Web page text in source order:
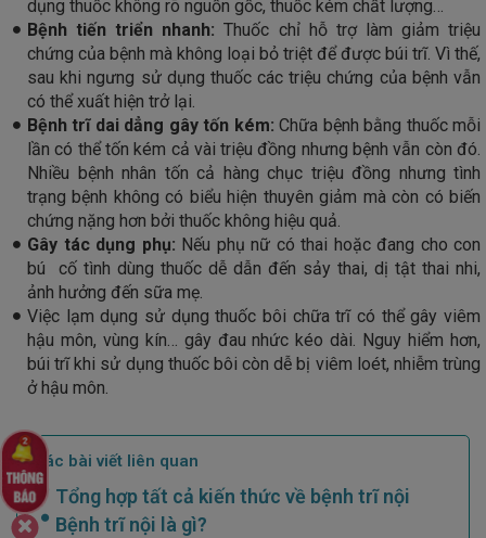
dụng thuốc không rõ nguồn gốc, thuốc kém chất lượng…
Bệnh tiến triển nhanh: Thuốc chỉ hỗ trợ làm giảm triệu
chứng của bệnh mà không loại bỏ triệt để được búi trĩ. Vì thế,
sau khi ngưng sử dụng thuốc các triệu chứng của bệnh vẫn
có thể xuất hiện trở lại.
Bệnh trĩ dai dẳng gây tốn kém: Chữa bệnh bằng thuốc mỗi
lần có thể tốn kém cả vài triệu đồng nhưng bệnh vẫn còn đó.
Nhiều bệnh nhân tốn cả hàng chục triệu đồng nhưng tình
trạng bệnh không có biểu hiện thuyên giảm mà còn có biến
chứng nặng hơn bởi thuốc không hiệu quả.
Gây tác dụng phụ: Nếu phụ nữ có thai hoặc đang cho con
bú cố tình dùng thuốc dễ dẫn đến sảy thai, dị tật thai nhi,
ảnh hưởng đến sữa mẹ.
Việc lạm dụng sử dụng thuốc bôi chữa trĩ có thể gây viêm
hậu môn, vùng kín… gây đau nhức kéo dài. Nguy hiểm hơn,
búi trĩ khi sử dụng thuốc bôi còn dễ bị viêm loét, nhiễm trùng
ở hậu môn.
Các bài viết liên quan
Tổng hợp tất cả kiến thức về bệnh trĩ nội
Bệnh trĩ nội là gì?